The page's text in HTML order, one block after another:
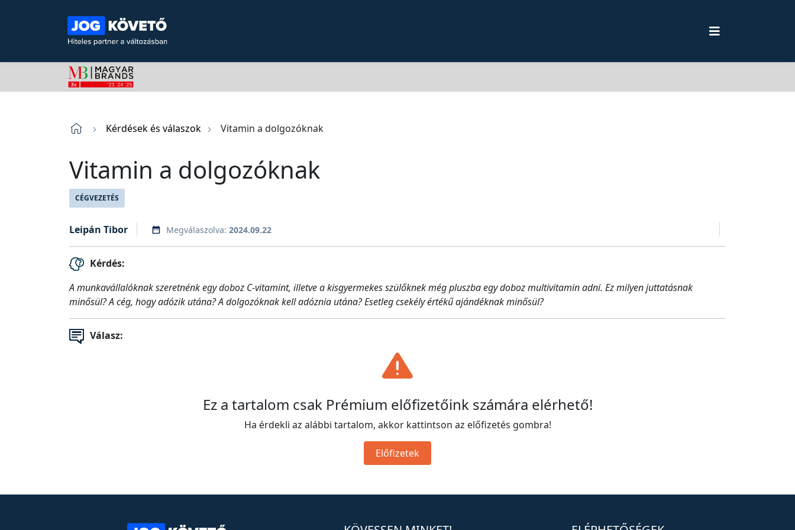
Kérdések és válaszok Vitamin a dolgozóknak
Vitamin a dolgozóknak
CÉGVEZETÉS
Leipán Tibor Megválaszolva: 2024.09.22
Kérdés:
A munkavállalóknak szeretnénk egy doboz C-vitamint, illetve a kisgyermekes szülőknek még pluszba egy doboz multivitamin adni. Ez milyen juttatásnak
minősül? A cég, hogy adózik utána? A dolgozóknak kell adóznia utána? Esetleg csekély értékű ajándéknak minősül?
Válasz:
Ez a tartalom csak Prémium előfizetőink számára elérhető!
Ha érdekli az alábbi tartalom, akkor kattintson az előfizetés gombra!
Előfizetek